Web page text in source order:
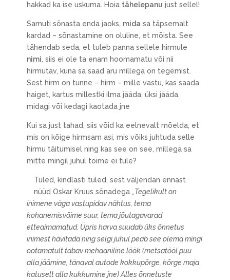
hakkad ka ise uskuma. Hoia tähelepanu just sellel!
Samuti sõnasta enda jaoks, mida sa täpsemalt
kardad – sõnastamine on oluline, et mõista. See
tähendab seda, et tuleb panna sellele hirmule
nimi , siis ei ole ta enam hoomamatu või nii
hirmutav, kuna sa saad aru millega on tegemist.
Sest hirm on tunne – hirm – mille vastu, kas saada
haiget, kartus millestki ilma jääda, üksi jääda,
midagi või kedagi kaotada jne
Kui sa just tahad, siis võid ka eelnevalt mõelda, et
mis on kõige hirmsam asi, mis võiks juhtuda selle
hirmu täitumisel ning kas see on see, millega sa
mitte mingil juhul toime ei tule?
Tuled, kindlasti tuled, sest väljendan ennast
nüüd Oskar Kruus sõnadega „ Tegelikult on
inimene väga vastupidav nähtus, tema
kohanemisvõime suur, tema jõutagavarad
etteaimamatud. Üpris harva suudab üks õnnetus
inimest hävitada ning selgi juhul peab see olema mingi
ootamatult tabav mehaaniline löök (metsatööl puu
alla jäämine, tänaval autode kokkupõrge, kõrge maja
katuselt alla kukkumine jne) Alles õnnetuste